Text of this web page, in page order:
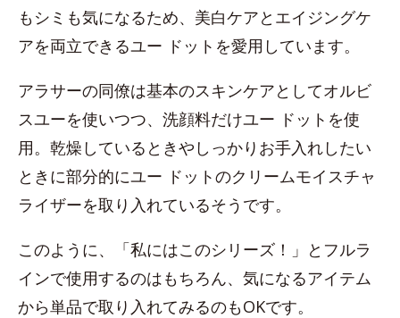
もシミも気になるため、美白ケアとエイジングケ
アを両立できるユー ドットを愛用しています。
アラサーの同僚は基本のスキンケアとしてオルビ
スユーを使いつつ、洗顔料だけユー ドットを使
用。乾燥しているときやしっかりお手入れしたい
ときに部分的にユー ドットのクリームモイスチャ
ライザーを取り入れているそうです。
このように、「私にはこのシリーズ！」とフルラ
インで使用するのはもちろん、気になるアイテム
から単品で取り入れてみるのもOKです。